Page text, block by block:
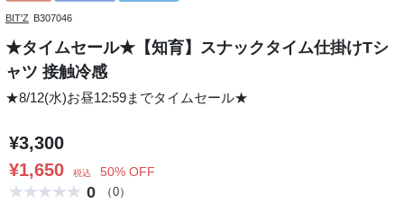
BIT'Z B307046
★タイムセール★【知育】スナックタイム仕掛けTシ
ャツ 接触冷感
★8/12(水)お昼12:59までタイムセール★
¥3,300
¥1,650
税込 50% OFF
0 （0）